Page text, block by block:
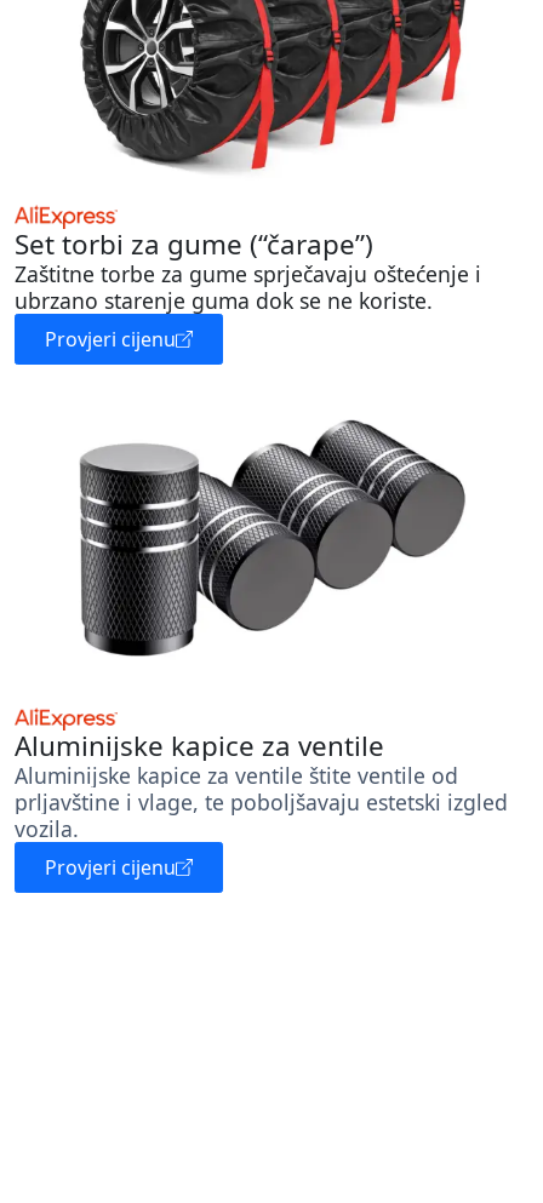
Set torbi za gume (“čarape”)
Zaštitne torbe za gume sprječavaju oštećenje i
ubrzano starenje guma dok se ne koriste.
Provjeri cijenu
Aluminijske kapice za ventile
Aluminijske kapice za ventile štite ventile od
prljavštine i vlage, te poboljšavaju estetski izgled
vozila.
Provjeri cijenu